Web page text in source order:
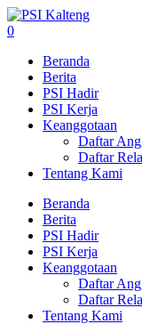
0
Beranda
Berita
PSI Hadir
PSI Kerja
Keanggotaan
Daftar
Daftar
Tentang Kami
Beranda
Berita
PSI Hadir
PSI Kerja
Keanggotaan
Daftar
Daftar
Tentang Kami